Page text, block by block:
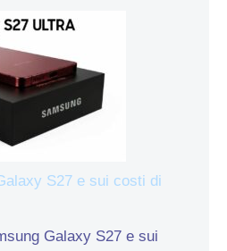
S27 e sui costi di
Galaxy S27 e sui